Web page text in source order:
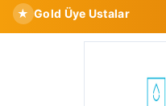
★ Gold Üye Ustalar